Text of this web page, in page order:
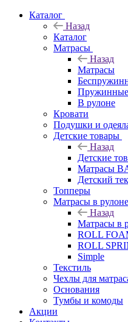
Каталог
Назад
Каталог
Матрасы
Назад
Матрасы
Пружинные
В рулоне
Кровати
Подушки и
Детские товары
Назад
Детские
Матрасы
Детский
Топперы
Матрасы в рулоне
Назад
Матрасы в
ROLL
ROLL
Simple
Текстиль
Чехлы для
Основания
Тумбы и комоды
Акции